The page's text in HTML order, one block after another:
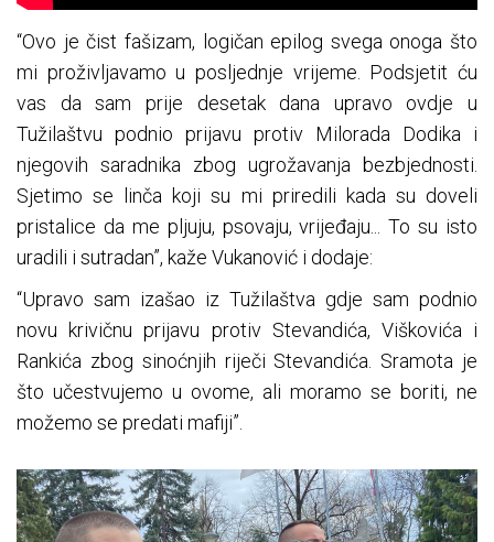
“Ovo je čist fašizam, logičan epilog svega onoga što
mi proživljavamo u posljednje vrijeme. Podsjetit ću
vas da sam prije desetak dana upravo ovdje u
Tužilaštvu podnio prijavu protiv Milorada Dodika i
njegovih saradnika zbog ugrožavanja bezbjednosti.
Sjetimo se linča koji su mi priredili kada su doveli
pristalice da me pljuju, psovaju, vrijeđaju... To su isto
uradili i sutradan”, kaže Vukanović i dodaje:
“Upravo sam izašao iz Tužilaštva gdje sam podnio
novu krivičnu prijavu protiv Stevandića, Viškovića i
Rankića zbog sinoćnjih riječi Stevandića. Sramota je
što učestvujemo u ovome, ali moramo se boriti, ne
možemo se predati mafiji”.